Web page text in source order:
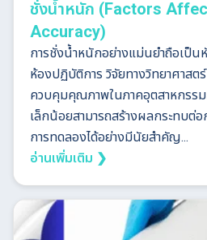
ชั่งน้ำหนัก (Factors
Accuracy)
การชั่งน้ำหนักอย่างแม่นยำถือเป็น
ห้องปฏิบัติการ วิจัยทางวิทยาศาสต
ควบคุมคุณภาพในภาคอุตสาหกรรม
เล็กน้อยสามารถสร้างผลกระทบต่
การทดลองได้อย่างมีนัยสำคัญ...
อ่านเพิ่มเติม ❯